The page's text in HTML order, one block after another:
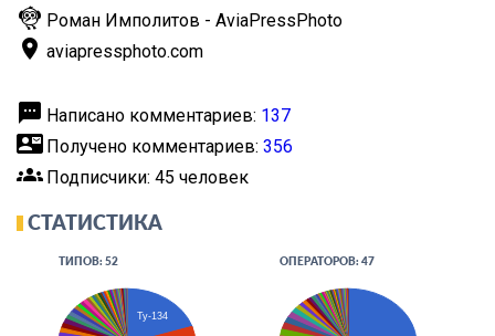
flutter_dash Роман Имполитов - AviaPressPhoto
place aviapressphoto.com
textsms Написано комментариев: 137
contact_mail Получено комментариев: 356
groups Подписчики: 45 человек
СТАТИСТИКА
ТИПОВ: 52
Ту-134
ОПЕРАТОРОВ: 47